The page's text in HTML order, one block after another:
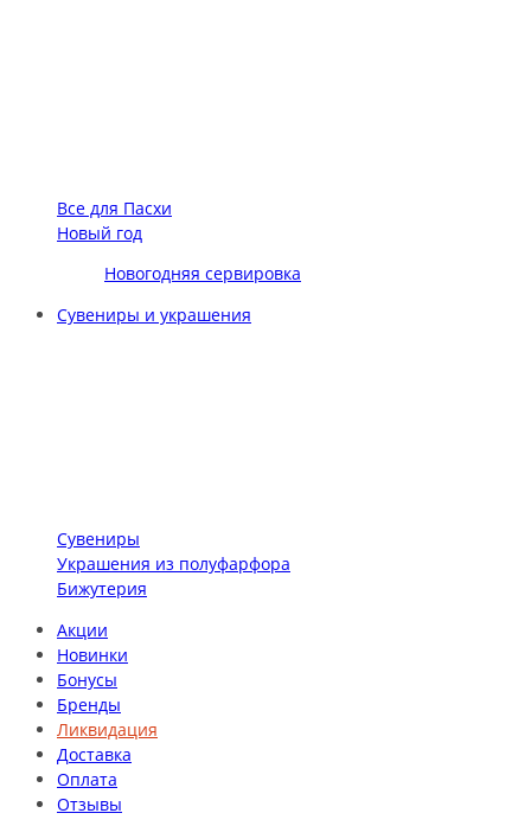
Все для Пасхи
Новый год
Новогодняя сервировка
Сувениры и украшения
Сувениры
Украшения из полуфарфора
Бижутерия
Акции
Новинки
Бонусы
Бренды
Ликвидация
Доставка
Оплата
Отзывы